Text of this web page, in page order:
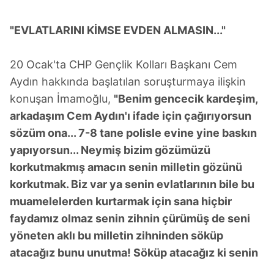
kılınması ve kişiselleştirilmesi ve sizlere yönelik
Çerezlere ilişkin tercihlerinizi aşağıda yer alan panel
vasıtasıyla belirleyebilirsiniz. Çerezlere ilişkin detaylı bilgi
için Ayarlar butonuna tıklayabilir,Çerez Bilgilendirme
Metnimiziziyaret edebilirsiniz.
6698 sayılı Kişisel Verilerin Korunması Kanunu uyarınca
hazırlanmış Aydınlatma Metnimizi okumak ve sitemizde
ilgili mevzuata uygun olarak kullanılan çerezlerle ilgili bilgi
almak için lütfentıklayınız.
"EVLATLARINI KİMSE EVDEN ALMASIN..."
20 Ocak'ta CHP Gençlik Kolları Başkanı Cem
Aydın hakkında başlatılan soruşturmaya ilişkin
konuşan İmamoğlu, "Benim gencecik kardeşim,
arkadaşım Cem Aydın'ı ifade için çağırıyorsun
sözüm ona... 7-8 tane polisle evine yine baskın
yapıyorsun... Neymiş bizim gözümüzü
korkutmakmış amacın senin milletin gözünü
korkutmak. Biz var ya senin evlatlarının bile bu
muamelelerden kurtarmak için sana hiçbir
faydamız olmaz senin zihnin çürümüş de seni
yöneten aklı bu milletin zihninden söküp
atacağız bunu unutma! Söküp atacağız ki senin